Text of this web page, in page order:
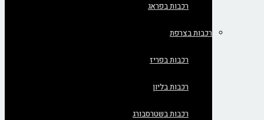
רכבות בפראג
רכבות בצרפת
רכבות בפריז
רכבות בליון
רכבות בשטרסבורג